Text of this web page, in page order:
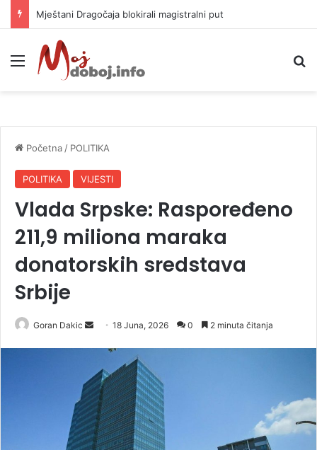
Helikopter ponovo gasi vatru u selima kod Trebinja
Meni
Početna / POLITIKA
POLITIKA VIJESTI
Vlada Srpske: Raspoređeno
211,9 miliona maraka
donatorskih sredstava
Srbije
Goran Dakic
d
a
n
e
m
18 Juna, 2026 0 2 minuta čitanja